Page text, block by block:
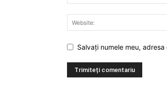
Salvați numele meu,